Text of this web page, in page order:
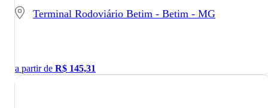
Terminal Rodoviário Betim - Betim - MG
a partir de R$ 145,31